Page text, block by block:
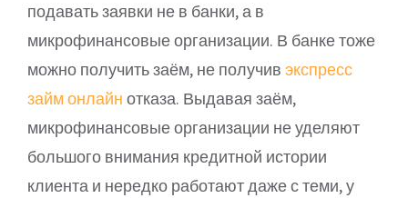
подавать заявки не в банки, а в
микрофинансовые организации. В банке тоже
можно получить заём, не получив экспресс
займ онлайн отказа. Выдавая заём,
микрофинансовые организации не уделяют
большого внимания кредитной истории
клиента и нередко работают даже с теми, у